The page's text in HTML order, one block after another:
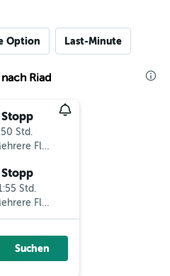
Option Last-Minute
Riad
Stopp
Std.
Mehrere Fluglinien
Stopp
Std.
Mehrere Fluglinien
Suchen